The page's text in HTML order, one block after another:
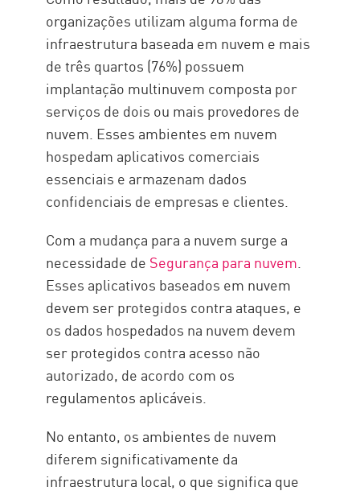
organizações utilizam alguma forma de
infraestrutura baseada em nuvem e mais
de três quartos (76%) possuem
implantação multinuvem composta por
serviços de dois ou mais provedores de
nuvem. Esses ambientes em nuvem
hospedam aplicativos comerciais
essenciais e armazenam dados
confidenciais de empresas e clientes.
Com a mudança para a nuvem surge a
necessidade de Segurança para nuvem.
Esses aplicativos baseados em nuvem
devem ser protegidos contra ataques, e
os dados hospedados na nuvem devem
ser protegidos contra acesso não
autorizado, de acordo com os
regulamentos aplicáveis.
No entanto, os ambientes de nuvem
diferem significativamente da
infraestrutura local, o que significa que